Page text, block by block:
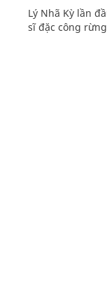
Lý Nhã Kỳ lần
sĩ đặc công rừng